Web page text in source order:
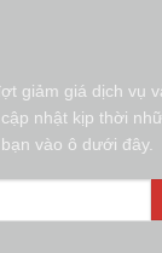
giảm giá dịch vụ
nhật kịp thời
vào ô dưới đây.